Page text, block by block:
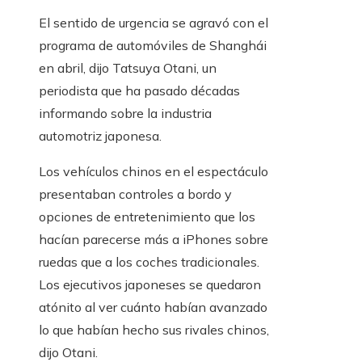
El sentido de urgencia se agravó con el
programa de automóviles de Shanghái
en abril, dijo Tatsuya Otani, un
periodista que ha pasado décadas
informando sobre la industria
automotriz japonesa.
Los vehículos chinos en el espectáculo
presentaban controles a bordo y
opciones de entretenimiento que los
hacían parecerse más a iPhones sobre
ruedas que a los coches tradicionales.
Los ejecutivos japoneses se quedaron
atónito al ver cuánto habían avanzado
lo que habían hecho sus rivales chinos,
dijo Otani.